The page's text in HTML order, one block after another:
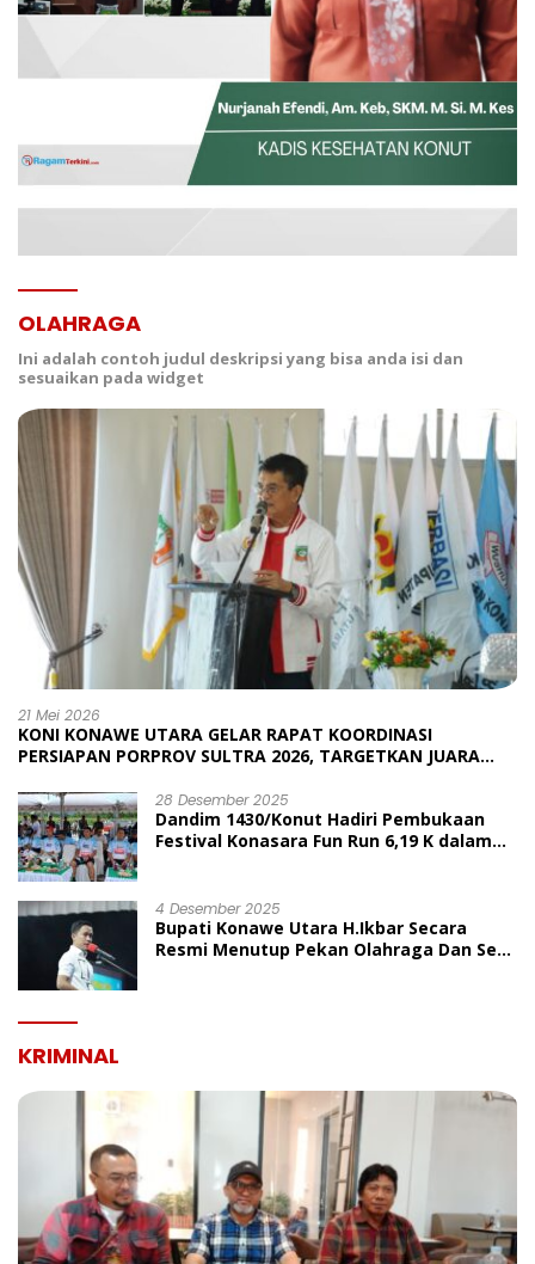
OLAHRAGA
Ini adalah contoh judul deskripsi yang bisa anda isi dan
sesuaikan pada widget
21 Mei 2026
KONI KONAWE UTARA GELAR RAPAT KOORDINASI
PERSIAPAN PORPROV SULTRA 2026, TARGETKAN JUARA
28 Desember 2025
Dandim 1430/Konut Hadiri Pembukaan
Festival Konasara Fun Run 6,19 K dalam
4 Desember 2025
Bupati Konawe Utara H.Ikbar Secara
Resmi Menutup Pekan Olahraga Dan Seni
KRIMINAL